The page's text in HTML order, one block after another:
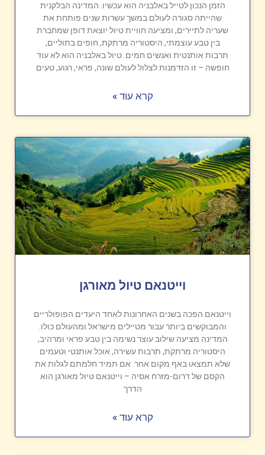
הזמן הנכון לטייל באלבניה הוא עכשיו. המדינה הבלקנית
שהייתה סגורה לעולם במשך עשרות שנים פותחת את
שעריה לתיירים, ומציעה חוויית טיול יוצאת דופן שמחברת
בין טבע עוצמתי, היסטוריה מרתקת, חופים בתוליים,
תרבות אותנטית ואנשים חמים. טיול באלבניה הוא לא עוד
חופשה – זו הזדמנות לצלול לעולם שונה, פראי, רגוע, טעים
קרא עוד »
וייטנאם טיול מאורגן
וייטנאם הפכה בשנים האחרונות לאחד היעדים הפופולריים
והמבוקשים ביותר עבור מטיילים מישראל ומהעולם כולו.
המדינה מציעה שילוב עוצר נשימה בין טבע פראי ומרהיב,
היסטוריה מרתקת, תרבות עשירה, אוכל אותנטי וטעמים
שלא תמצאו באף מקום אחר. אם תמיד חלמתם לגלות את
הקסם של דרום-מזרח אסיה – וייטנאם טיול מאורגן הוא
הדרך
קרא עוד »